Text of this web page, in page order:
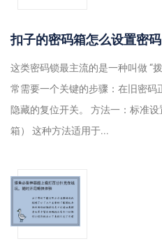
扣子的密码箱怎么设置密码
这类密码锁最主流的是一种叫做 “
常需要一个关键的步骤：在旧密码
隐藏的复位开关。 方法一：标准
箱） 这种方法适用于...